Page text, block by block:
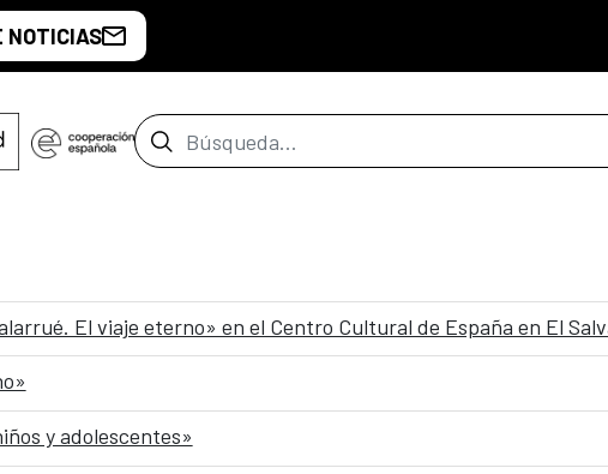
NOTICIAS
Barra de búsqueda
El viaje eterno» en el Centro Cultural de España en El
y adolescentes»